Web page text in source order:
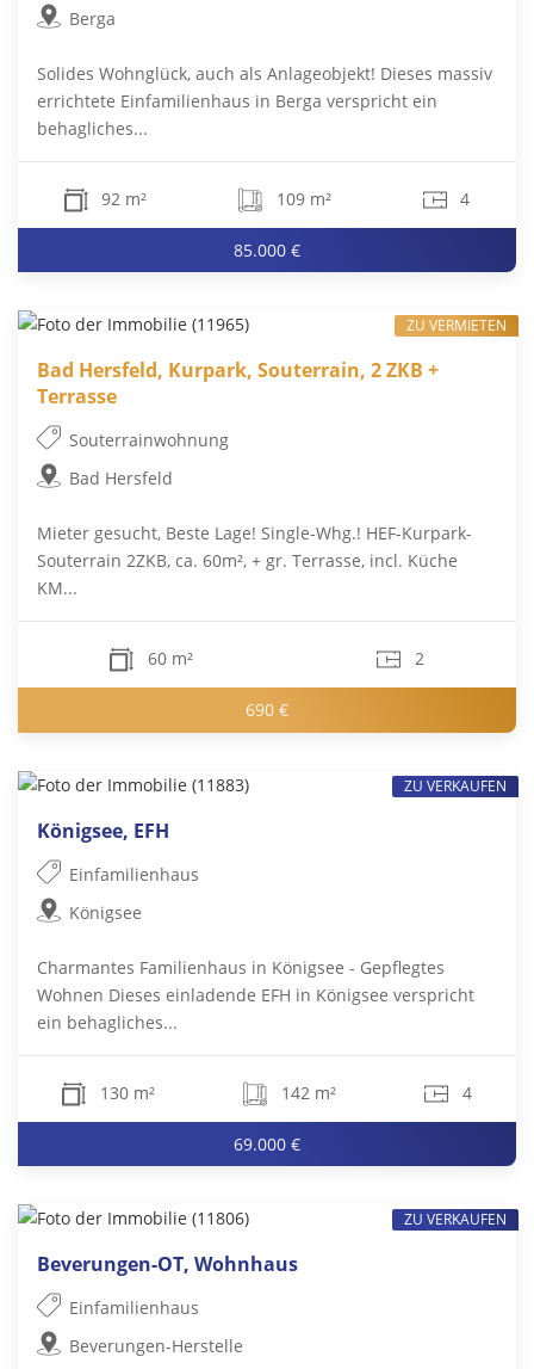
Berga
Solides Wohnglück, auch als Anlageobjekt! Dieses massiv
errichtete Einfamilienhaus in Berga verspricht ein
behagliches...
92 m² 109 m² 4
85.000 €
Bad Hersfeld, Kurpark, Souterrain, 2 ZKB +
Terrasse
Souterrainwohnung
Bad Hersfeld
Mieter gesucht, Beste Lage! Single-Whg.! HEF-Kurpark-
Souterrain 2ZKB, ca. 60m², + gr. Terrasse, incl. Küche
KM...
60 m² 2
690 €
ZU VERMIETEN
Königsee, EFH
Einfamilienhaus
Königsee
Charmantes Familienhaus in Königsee - Gepflegtes
Wohnen Dieses einladende EFH in Königsee verspricht
ein behagliches...
130 m² 142 m² 4
69.000 €
ZU VERKAUFEN
Beverungen-OT, Wohnhaus
Einfamilienhaus
Beverungen-Herstelle
ZU VERKAUFEN